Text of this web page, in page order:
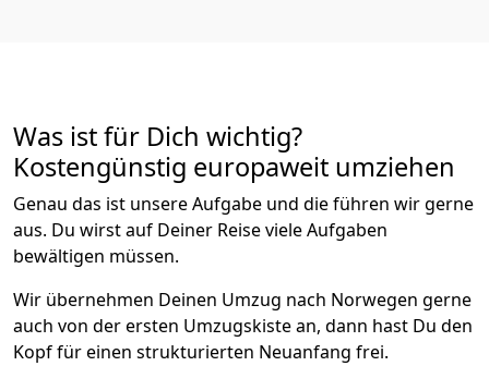
Was ist für Dich wichtig?
Kostengünstig europaweit umziehen
Genau das ist unsere Aufgabe und die führen wir gerne
aus. Du wirst auf Deiner Reise viele Aufgaben
bewältigen müssen.
Wir übernehmen Deinen Umzug nach Norwegen gerne
auch von der ersten Umzugskiste an, dann hast Du den
Kopf für einen strukturierten Neuanfang frei.